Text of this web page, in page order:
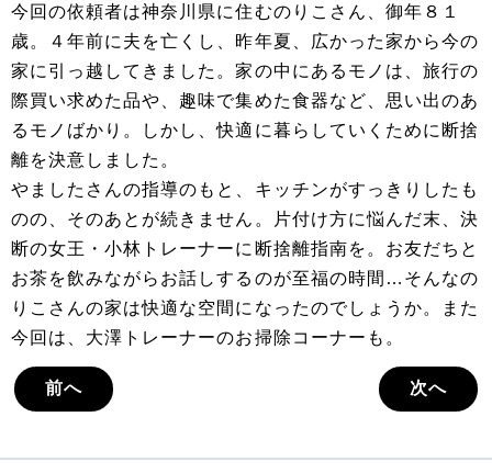
今回の依頼者は神奈川県に住むのりこさん、御年８１
歳。４年前に夫を亡くし、昨年夏、広かった家から今の
家に引っ越してきました。家の中にあるモノは、旅行の
際買い求めた品や、趣味で集めた食器など、思い出のあ
るモノばかり。しかし、快適に暮らしていくために断捨
離を決意しました。
やましたさんの指導のもと、キッチンがすっきりしたも
のの、そのあとが続きません。片付け方に悩んだ末、決
断の女王・小林トレーナーに断捨離指南を。お友だちと
お茶を飲みながらお話しするのが至福の時間…そんなの
りこさんの家は快適な空間になったのでしょうか。また
今回は、大澤トレーナーのお掃除コーナーも。
前へ 次へ